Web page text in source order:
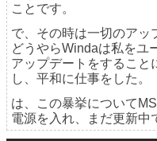
ことです。
で、その時は一切のアッ
どうやらWindaは私をユ
アップデートをすること
し、平和に仕事をした。
は、この暴挙について
電源を入れ、まだ更新中